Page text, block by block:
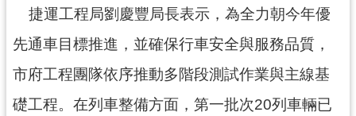
們
訊
公
捷運工程局劉慶豐局長表示，為全力朝今年優
先通車目標推進，並確保行車安全與服務品質，
市府工程團隊依序推動多階段測試作業與主線基
礎工程。在列車整備方面，第一批次20列車輛已